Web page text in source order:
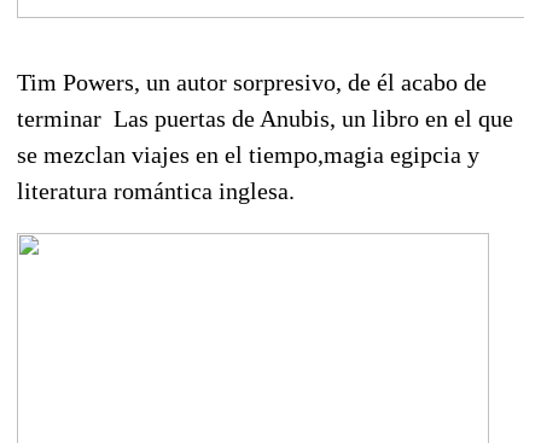
Tim Powers, un autor sorpresivo, de él acabo de
terminar Las puertas de Anubis, un libro en el que
se mezclan viajes en el tiempo,magia egipcia y
literatura romántica inglesa.